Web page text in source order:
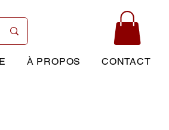
À PROPOS CONTACT